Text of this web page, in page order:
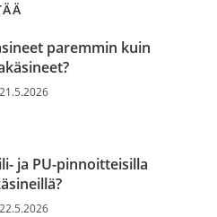
paremmin kuin
21.5.2026
ja PU-pinnoitteisilla
22.5.2026